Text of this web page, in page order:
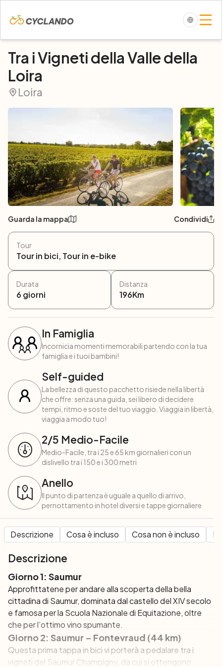
Tra i Vigneti della Valle della
Loira
Loira
Guarda la mappa Condividi
Tour
Tour in bici, Tour in e-bike
Durata
6 giorni
Distanza
196Km
In Famiglia
Incornicia momenti memorabili partendo con la tua
famiglia e i tuoi bambini!
Self-guided
La bellezza di questo pacchetto risiede nella libertà
che offre: senza una guida, sei libero di decidere
tempi, ritmo e soste del tuo viaggio. Viaggia in libertà,
viaggia a modo tuo!
2/5 Medio-Facile
Medio-Facile, tra i 25 e 65 km giornalieri con un
dislivello tra i 150 e i 300 metri
Anello
Il punto di partenza è uguale a quello di arrivo,
pernottamento in hotel diversi e tappe giornaliere
Descrizione Cosa è incluso Cosa non è incluso
Descrizione
Giorno 1: Saumur
Approfittatene per andare alla scoperta della bella
cittadina di Saumur, dominata dal castello del XIV secolo
e famosa per la Scuola Nazionale di Equitazione, oltre
che per l’ottimo vino spumante.
Giorno 2: Saumur – Fontevraud (44 km)
Questa prima tappa in bici vi porterà a pedalare tra i
vigneti del Saumur Champigny, da cui si ottengono